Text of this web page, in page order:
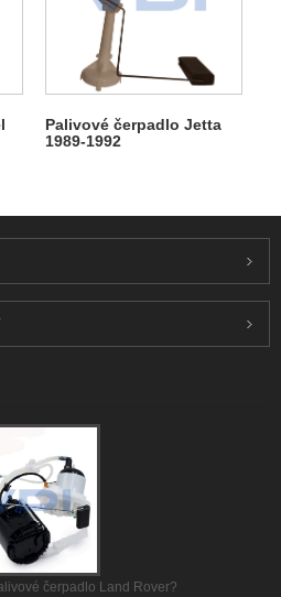
Palivové čerpadlo Jetta
1989-1992
čerpadlo Land Rover?